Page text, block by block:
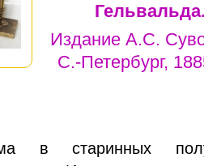
Издание А.С.
С.-Петербург,
в старинных